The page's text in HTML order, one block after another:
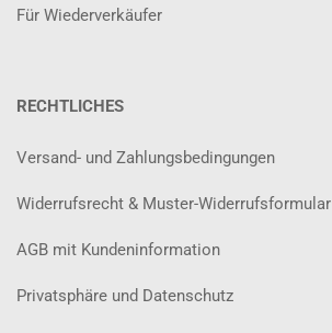
Für Wiederverkäufer
RECHTLICHES
Versand- und Zahlungsbedingungen
Widerrufsrecht & Muster-Widerrufsformular
AGB mit Kundeninformation
Privatsphäre und Datenschutz